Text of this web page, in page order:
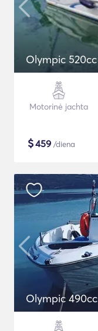
Olympic 520cc
Motorinė jachta
$459 /diena
Olympic 490cc